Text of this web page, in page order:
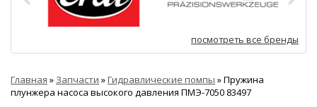
посмотреть все бренды
Главная » Запчасти »Гидравлические помпы »Пружина
плунжера насоса высокого давления ПМЭ-7050 83497